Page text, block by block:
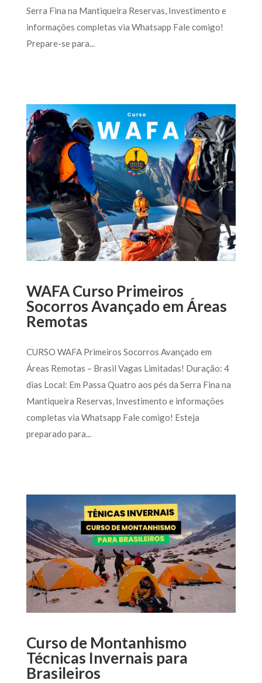
Serra Fina na Mantiqueira Reservas, Investimento e
informações completas via Whatsapp Fale comigo!
Prepare-se para...
WAFA Curso Primeiros
Socorros Avançado em Áreas
Remotas
CURSO WAFA Primeiros Socorros Avançado em
Áreas Remotas – Brasil Vagas Limitadas! Duração: 4
dias Local: Em Passa Quatro aos pés da Serra Fina na
Mantiqueira Reservas, Investimento e informações
completas via Whatsapp Fale comigo! Esteja
preparado para...
Curso de Montanhismo
Técnicas Invernais para
Brasileiros